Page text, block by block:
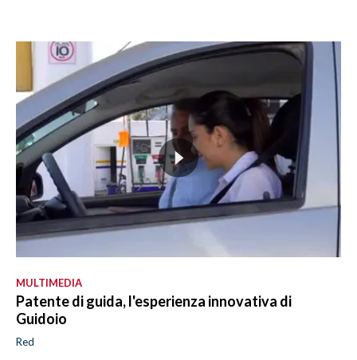
MULTIMEDIA
Patente di guida, l'esperienza innovativa di
Guidoio
Red